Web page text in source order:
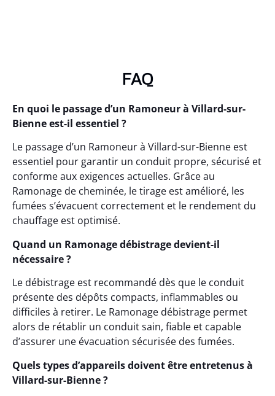
FAQ
En quoi le passage d’un Ramoneur à Villard-sur-
Bienne est-il essentiel ?
Le passage d’un Ramoneur à Villard-sur-Bienne est
essentiel pour garantir un conduit propre, sécurisé et
conforme aux exigences actuelles. Grâce au
Ramonage de cheminée, le tirage est amélioré, les
fumées s’évacuent correctement et le rendement du
chauffage est optimisé.
Quand un Ramonage débistrage devient-il
nécessaire ?
Le débistrage est recommandé dès que le conduit
présente des dépôts compacts, inflammables ou
difficiles à retirer. Le Ramonage débistrage permet
alors de rétablir un conduit sain, fiable et capable
d’assurer une évacuation sécurisée des fumées.
Quels types d’appareils doivent être entretenus à
Villard-sur-Bienne ?